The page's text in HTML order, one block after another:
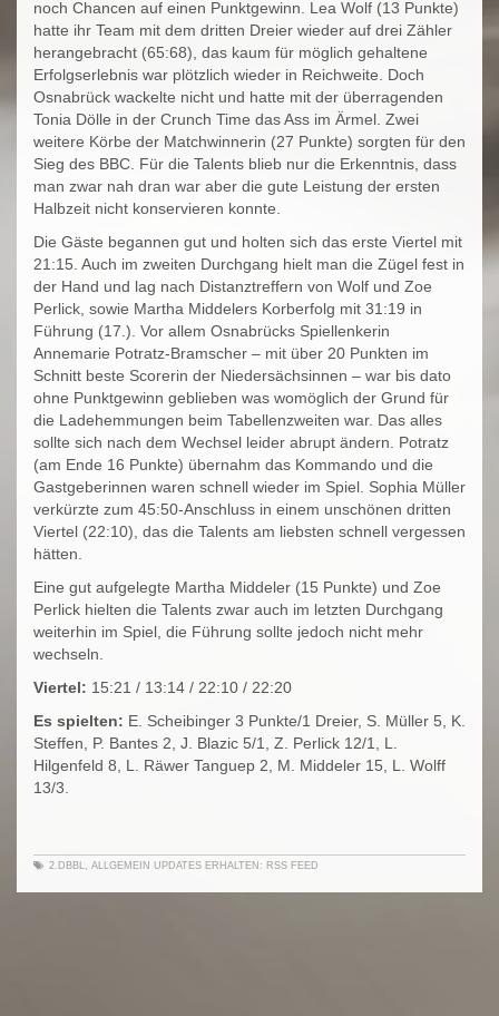
noch Chancen auf einen Punktgewinn. Lea Wolf (13 Punkte)
hatte ihr Team mit dem dritten Dreier wieder auf drei Zähler
herangebracht (65:68), das kaum für möglich gehaltene
Erfolgserlebnis war plötzlich wieder in Reichweite. Doch
Osnabrück wackelte nicht und hatte mit der überragenden
Tonia Dölle in der Crunch Time das Ass im Ärmel. Zwei
weitere Körbe der Matchwinnerin (27 Punkte) sorgten für den
Sieg des BBC. Für die Talents blieb nur die Erkenntnis, dass
man zwar nah dran war aber die gute Leistung der ersten
Halbzeit nicht konservieren konnte.
Die Gäste begannen gut und holten sich das erste Viertel mit
21:15. Auch im zweiten Durchgang hielt man die Zügel fest in
der Hand und lag nach Distanztreffern von Wolf und Zoe
Perlick, sowie Martha Middelers Korberfolg mit 31:19 in
Führung (17.). Vor allem Osnabrücks Spiellenkerin
Annemarie Potratz-Bramscher – mit über 20 Punkten im
Schnitt beste Scorerin der Niedersächsinnen – war bis dato
ohne Punktgewinn geblieben was womöglich der Grund für
die Ladehemmungen beim Tabellenzweiten war. Das alles
sollte sich nach dem Wechsel leider abrupt ändern. Potratz
(am Ende 16 Punkte) übernahm das Kommando und die
Gastgeberinnen waren schnell wieder im Spiel. Sophia Müller
verkürzte zum 45:50-Anschluss in einem unschönen dritten
Viertel (22:10), das die Talents am liebsten schnell vergessen
hätten.
Eine gut aufgelegte Martha Middeler (15 Punkte) und Zoe
Perlick hielten die Talents zwar auch im letzten Durchgang
weiterhin im Spiel, die Führung sollte jedoch nicht mehr
wechseln.
Viertel: 15:21 / 13:14 / 22:10 / 22:20
Es spielten: E. Scheibinger 3 Punkte/1 Dreier, S. Müller 5, K.
Steffen, P. Bantes 2, J. Blazic 5/1, Z. Perlick 12/1, L.
Hilgenfeld 8, L. Räwer Tanguep 2, M. Middeler 15, L. Wolff
13/3.
2.DBBL, ALLGEMEIN UPDATES ERHALTEN: RSS FEED